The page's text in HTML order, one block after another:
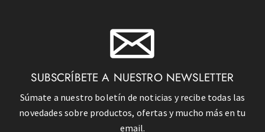
SUBSCRÍBETE A NUESTRO NEWSLETTER
Súmate a nuestro boletín de noticias y recibe todas las
novedades sobre productos, ofertas y mucho más en tu
email.